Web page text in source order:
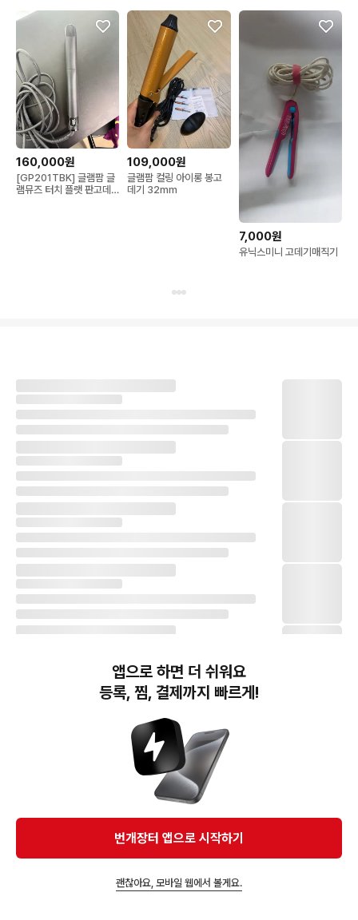
즐겨찾고 알림받기
160,000원
[GP201TBK] 글램팜 글
램뮤즈 터치 플랫 판고데
109,000원
글램팜 컬링 아이롱 봉고
데기 32mm
7,000원
유닉스미니 고데기매직기
번개장터(주) 사업자정보, 이용약관 및 기타 법적고지
번개장터㈜는 통신판매중개자이며, 통신판매의 당사자가 아닙니다. 전자상거래 등에서의
소비자보호에 관한 법률 등 관련 법령 및 번개장터㈜의 약관에 따라 상품, 상품정보, 거래에 관한 책임은
개별 판매자에게 귀속하고, 번개장터㈜는 원칙적으로 회원간 거래에 대하여 책임을 지지 않습니다.
다만, 번개장터㈜가 직접 판매하는 상품에 대한 책임은 번개장터㈜에게 귀속합니다.
APP 다운로드
앱으로 하면 더 쉬워요
등록, 찜, 결제까지 빠르게!
번개장터 앱으로 시작하기
괜찮아요, 모바일 웹에서 볼게요.